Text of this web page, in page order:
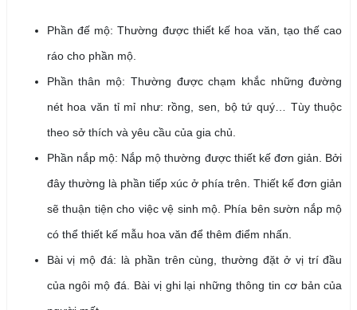
Phần đế mộ: Thường được thiết kế hoa văn, tạo thế cao
ráo cho phần mộ.
Phần thân mộ: Thường được chạm khắc những đường
nét hoa văn tỉ mỉ như: rồng, sen, bộ tứ quý… Tùy thuộc
theo sở thích và yêu cầu của gia chủ.
Phần nắp mộ: Nắp mộ thường được thiết kế đơn giản. Bởi
đây thường là phần tiếp xúc ở phía trên. Thiết kế đơn giản
sẽ thuận tiện cho việc vệ sinh mộ. Phía bên sườn nắp mộ
có thể thiết kế mẫu hoa văn để thêm điểm nhấn.
Bài vị mộ đá: là phần trên cùng, thường đặt ở vị trí đầu
của ngôi mộ đá. Bài vị ghi lại những thông tin cơ bản của